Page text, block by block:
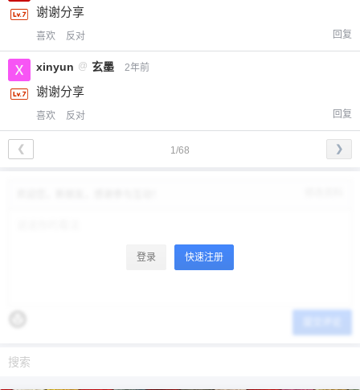
谢谢分享
喜欢 反对 回复
xinyun @ 玄墨 2年前
谢谢分享
喜欢 反对 回复
1/68
❮ ❯
登录 快速注册